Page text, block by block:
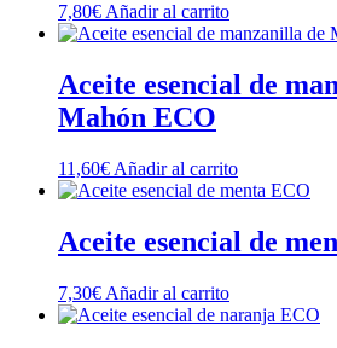
7,80€ Añadir al carrito
Aceite esencial de
Mahón ECO
11,60€ Añadir al carrito
Aceite esencial de
7,30€ Añadir al carrito